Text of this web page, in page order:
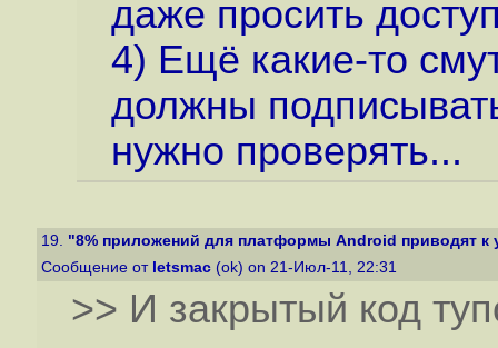
даже просить
4) Ещё какие-то
должны
нужно проверять...
19. "8% приложений для платформы Android приводят к
Сообщение от letsmac (ok) on 21-Июл-11, 22:31
>> И закрытый код